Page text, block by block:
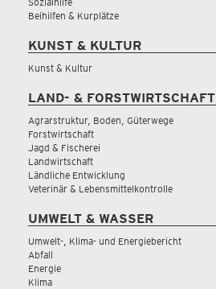
Beihilfen & Kurplätze
KUNST & KULTUR
Kunst & Kultur
LAND- & FORSTWIRTSCHAFT
Agrarstruktur, Boden, Güterwege
Forstwirtschaft
Jagd & Fischerei
Landwirtschaft
Ländliche Entwicklung
Veterinär & Lebensmittelkontrolle
UMWELT & WASSER
Umwelt-, Klima- und Energiebericht
Abfall
Energie
Klima